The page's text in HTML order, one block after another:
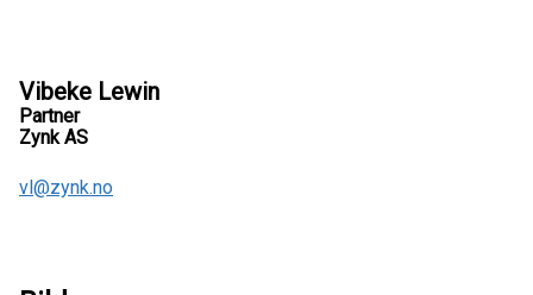
Vibeke Lewin
Partner
Zynk AS
vl@zynk.no